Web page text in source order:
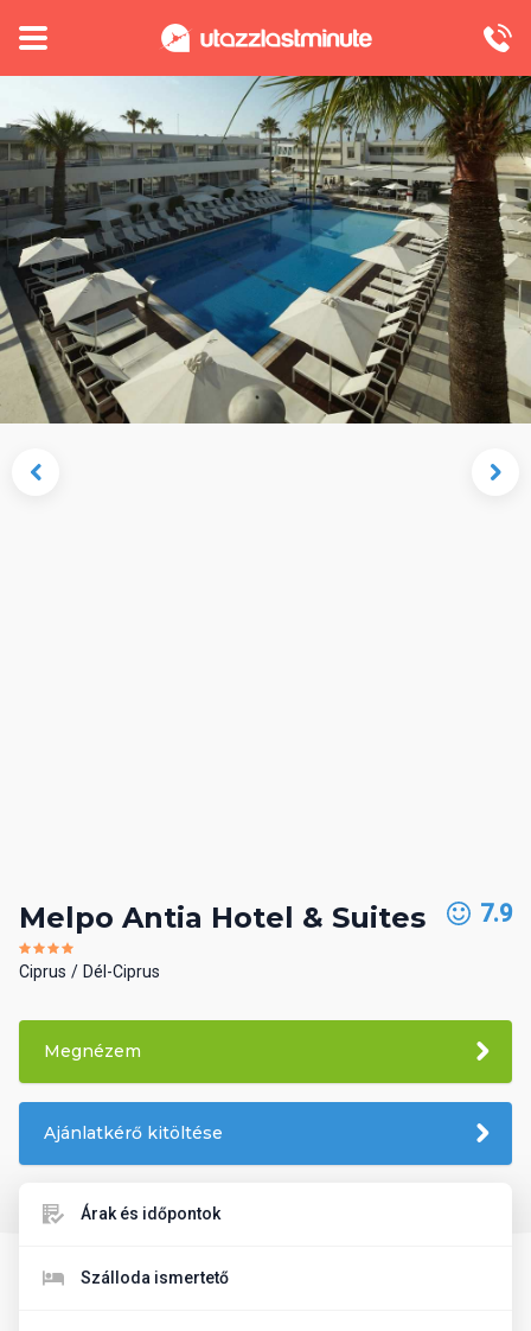
Melpo Antia Hotel & Suites
Ciprus Dél-Ciprus
7.9
Megnézem
Ajánlatkérő kitöltése
Árak és időpontok
Szálloda ismertető